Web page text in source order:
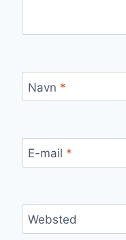
Navn *
E-mail *
Websted